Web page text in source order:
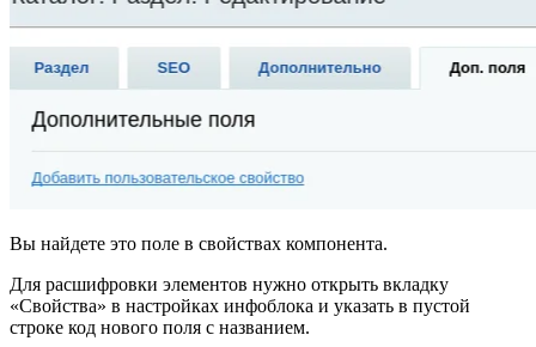
Вы найдете это поле в свойствах компонента.
Для расшифровки элементов нужно открыть вкладку
«Свойства» в настройках инфоблока и указать в пустой
строке код нового поля с названием.